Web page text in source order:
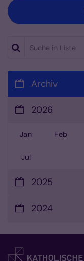
Suche in Liste
Archiv
2026
Jan Feb
Jul
2025
2024